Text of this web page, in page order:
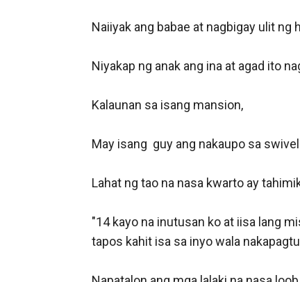
Naiiyak ang babae at nagbigay ulit
Niyakap ng anak ang ina at agad ito
Kalaunan sa isang mansion,
May isang  guy ang nakaupo sa
Lahat ng tao na nasa kwarto ay
"14 kayo na inutusan ko at iisa lang
tapos kahit isa sa inyo wala